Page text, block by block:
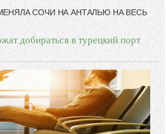
СОЧИ НА АНТАЛЬЮ НА ВЕСЬ
добираться в турецкий порт